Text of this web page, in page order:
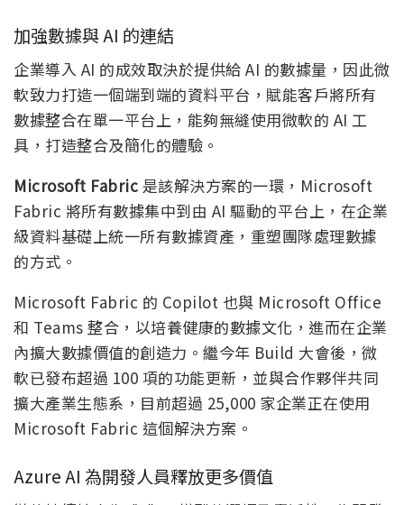
加強數據與 AI 的連結
企業導入 AI 的成效取決於提供給 AI 的數據量，因此微
軟致力打造一個端到端的資料平台，賦能客戶將所有
數據整合在單一平台上，能夠無縫使用微軟的 AI 工
具，打造整合及簡化的體驗。
Microsoft Fabric 是該解決方案的一環，Microsoft
Fabric 將所有數據集中到由 AI 驅動的平台上，在企業
級資料基礎上統一所有數據資產，重塑團隊處理數據
的方式。
Microsoft Fabric 的 Copilot 也與 Microsoft Office
和 Teams 整合，以培養健康的數據文化，進而在企業
內擴大數據價值的創造力。繼今年 Build 大會後，微
軟已發布超過 100 項的功能更新，並與合作夥伴共同
擴大產業生態系，目前超過 25,000 家企業正在使用
Microsoft Fabric 這個解決方案。
Azure AI 為開發人員釋放更多價值